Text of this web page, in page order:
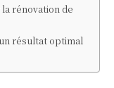
rénovation de
résultat optimal